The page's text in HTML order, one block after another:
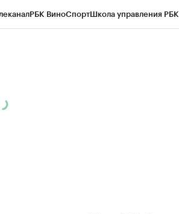
РБК ВиноСпортШкола управления РБК